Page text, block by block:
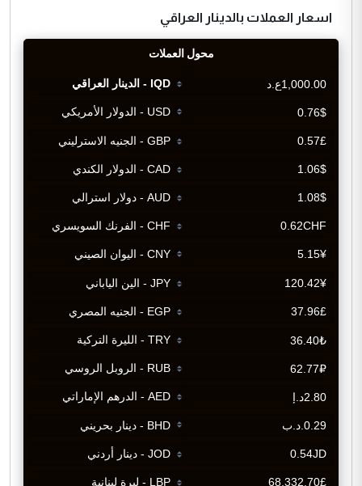
اسعار العملات بالدينار العراقي